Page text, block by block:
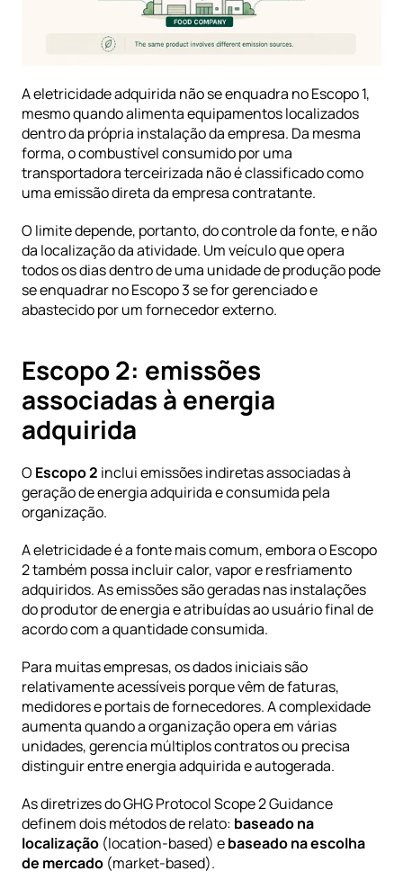
A eletricidade adquirida não se enquadra no Escopo 1,
mesmo quando alimenta equipamentos localizados
dentro da própria instalação da empresa. Da mesma
forma, o combustível consumido por uma
transportadora terceirizada não é classificado como
uma emissão direta da empresa contratante.
O limite depende, portanto, do controle da fonte, e não
da localização da atividade. Um veículo que opera
todos os dias dentro de uma unidade de produção pode
se enquadrar no Escopo 3 se for gerenciado e
abastecido por um fornecedor externo.
Escopo 2: emissões
associadas à energia
adquirida
O Escopo 2 inclui emissões indiretas associadas à
geração de energia adquirida e consumida pela
organização.
A eletricidade é a fonte mais comum, embora o Escopo
2 também possa incluir calor, vapor e resfriamento
adquiridos. As emissões são geradas nas instalações
do produtor de energia e atribuídas ao usuário final de
acordo com a quantidade consumida.
Para muitas empresas, os dados iniciais são
relativamente acessíveis porque vêm de faturas,
medidores e portais de fornecedores. A complexidade
aumenta quando a organização opera em várias
unidades, gerencia múltiplos contratos ou precisa
distinguir entre energia adquirida e autogerada.
As diretrizes do GHG Protocol Scope 2 Guidance
definem dois métodos de relato: baseado na
localização (location-based) e baseado na escolha
de mercado (market-based).